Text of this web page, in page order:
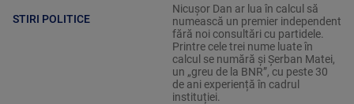
STIRI POLITICE
Nicușor Dan ar lua în calcul să
numească un premier independent
fără noi consultări cu partidele.
Printre cele trei nume luate în
calcul se numără și Șerban Matei,
un „greu de la BNR”, cu peste 30
de ani experiență în cadrul
instituției.